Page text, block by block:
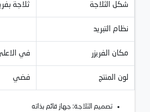
شكل الثلاجة ثلاجة
نظام التبريد
مكان الفريزر في
لون المنتج فضي
تصميم الثلاجة: جهاز قائم بذاته